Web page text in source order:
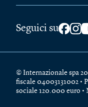
Seguici su
© Internazionale spa
fiscale 04003131002 •
sociale 120.000 euro •